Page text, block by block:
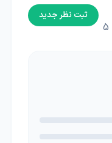
ثبت نظر جدید